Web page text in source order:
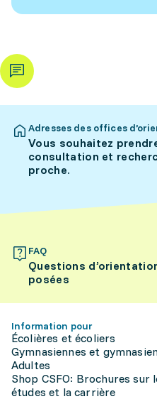
Adresses des offices
Vous souhaitez
consultation et
proche.
FAQ
Questions
posées
Information pour
Écolières et écoliers
Gymnasiennes et
Adultes
Shop CSFO: Brochures sur
études et la carrière